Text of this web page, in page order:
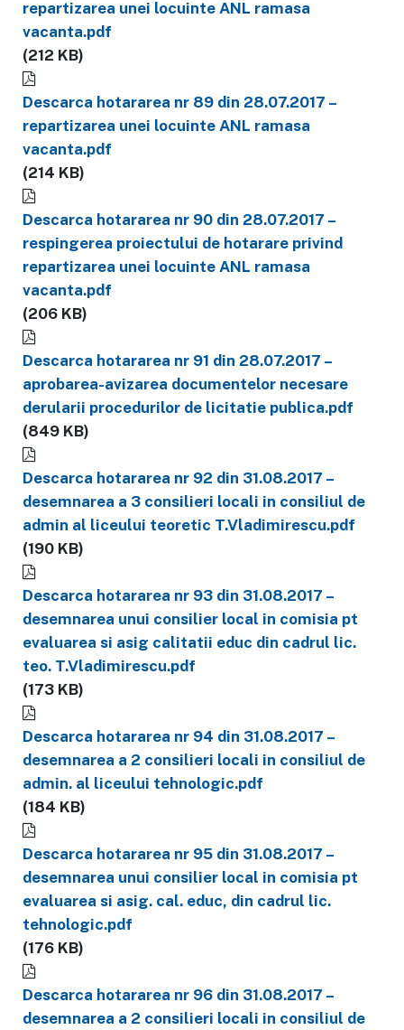
repartizarea unei locuinte ANL ramasa
vacanta.pdf
(212 KB)
Descarca hotararea nr 89 din 28.07.2017 –
repartizarea unei locuinte ANL ramasa
vacanta.pdf
(214 KB)
Descarca hotararea nr 90 din 28.07.2017 –
respingerea proiectului de hotarare privind
repartizarea unei locuinte ANL ramasa
vacanta.pdf
(206 KB)
Descarca hotararea nr 91 din 28.07.2017 –
aprobarea-avizarea documentelor necesare
derularii procedurilor de licitatie publica.pdf
(849 KB)
Descarca hotararea nr 92 din 31.08.2017 –
desemnarea a 3 consilieri locali in consiliul de
admin al liceului teoretic T.Vladimirescu.pdf
(190 KB)
Descarca hotararea nr 93 din 31.08.2017 –
desemnarea unui consilier local in comisia pt
evaluarea si asig calitatii educ din cadrul lic.
teo. T.Vladimirescu.pdf
(173 KB)
Descarca hotararea nr 94 din 31.08.2017 –
desemnarea a 2 consilieri locali in consiliul de
admin. al liceului tehnologic.pdf
(184 KB)
Descarca hotararea nr 95 din 31.08.2017 –
desemnarea unui consilier local in comisia pt
evaluarea si asig. cal. educ, din cadrul lic.
tehnologic.pdf
(176 KB)
Descarca hotararea nr 96 din 31.08.2017 –
desemnarea a 2 consilieri locali in consiliul de